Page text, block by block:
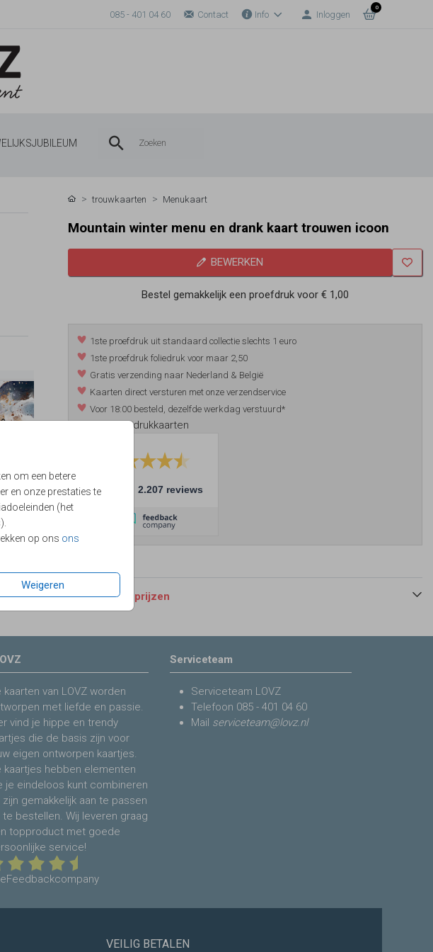
085 - 401 04 60 Contact Info Inloggen
0
om een betere
en onze prestaties te
(het
op ons ons
Weigeren
trouwkaarten Menukaart
Mountain winter menu en drank kaart trouwen icoon
BEWERKEN
Bestel gemakkelijk een proefdruk voor€ 1,00
1ste proefdruk uit standaard collectie slechts 1 euro
1ste proefdruk foliedruk voor maar 2,50
Gratis verzending naar Nederland & België
Kaarten direct versturen met onze verzendservice
Voor 18:00 besteld, dezelfde werkdag verstuurd*
*m.u.v. foliedrukkaarten
9.4 2.207 reviews
Formaten en prijzen
kaarten van LOVZ worden
met liefde en passie.
vind je hippe en trendy
die de basis zijn voor
eigen ontworpen kaartjes.
kaartjes hebben elementen
je eindeloos kunt combineren
zijn gemakkelijk aan te passen
te bestellen. Wij leveren graag
topproduct met goede
service!
Serviceteam
Serviceteam LOVZ
Telefoon 085 - 401 04 60
Mail serviceteam@lovz.nl
VEILIG BETALEN